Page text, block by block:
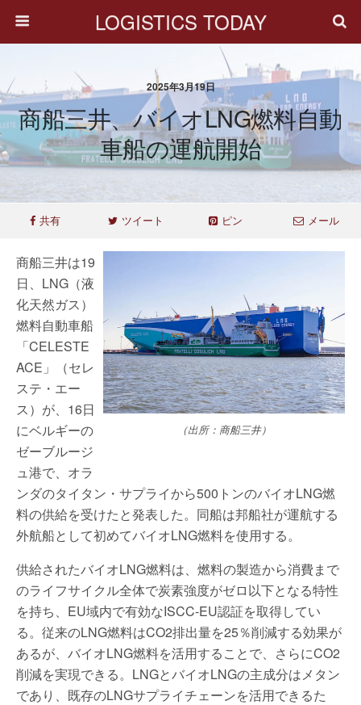
LOGISTICS TODAY
2025年3月19日
商船三井、バイオLNG燃料自動
車船の運航開始
共有 ツイート ピン メール
（出所：商船三井）
商船三井は19
日、LNG（液
化天然ガス）
燃料自動車船
「CELESTE
ACE」（セレ
ステ・エー
ス）が、16日
にベルギーの
ゼーブルージ
ュ港で、オラ
ンダのタイタン・サプライから500トンのバイオLNG燃
料の供給を受けたと発表した。同船は邦船社が運航する
外航船として初めてバイオLNG燃料を使用する。
供給されたバイオLNG燃料は、燃料の製造から消費まで
のライフサイクル全体で炭素強度がゼロ以下となる特性
を持ち、EU域内で有効なISCC-EU認証を取得してい
る。従来のLNG燃料はCO2排出量を25％削減する効果が
あるが、バイオLNG燃料を活用することで、さらにCO2
削減を実現できる。LNGとバイオLNGの主成分はメタン
であり、既存のLNGサプライチェーンを活用できるた